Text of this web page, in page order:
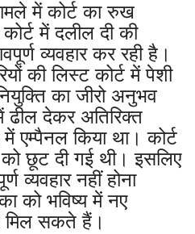
में कोर्ट का रुख
में दलील दी की
व्यवहार कर रही है।
की लिस्ट कोर्ट में पेशी
का जीरो अनुभव
ढील देकर अतिरिक्त
एम्पैनल किया था। कोर्ट
को छूट दी गई थी। इसलिए
व्यवहार नहीं होना
को भविष्य में नए
मिल सकते हैं।